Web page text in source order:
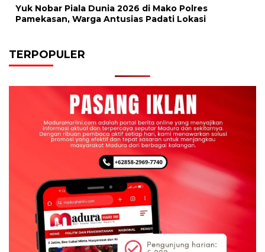
Yuk Nobar Piala Dunia 2026 di Mako Polres
Pamekasan, Warga Antusias Padati Lokasi
TERPOPULER